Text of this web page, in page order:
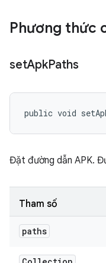
Phương thức
setApkPaths
public void
Đặt đường dẫn APK.
Tham số
paths